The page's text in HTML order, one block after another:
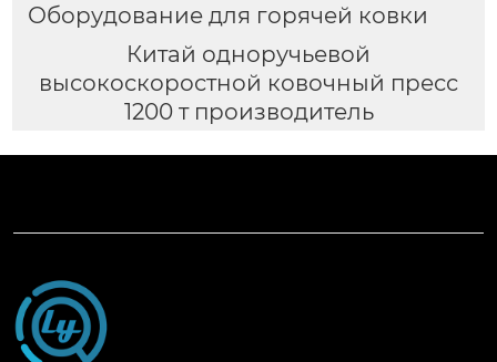
Оборудование для горячей ковки
Китай одноручьевой
высокоскоростной ковочный пресс
1200 т производитель